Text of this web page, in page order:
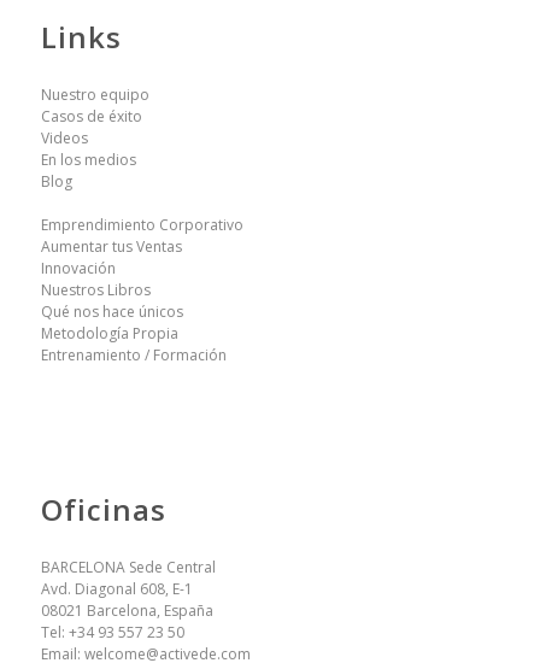
Links
Nuestro equipo
Casos de éxito
Videos
En los medios
Blog
Emprendimiento Corporativo
Aumentar tus Ventas
Innovación
Nuestros Libros
Qué nos hace únicos
Metodología Propia
Entrenamiento / Formación
Oficinas
BARCELONA Sede Central
Avd. Diagonal 608, E-1
08021 Barcelona, España
Tel: +34 93 557 23 50
Email: welcome@activede.com